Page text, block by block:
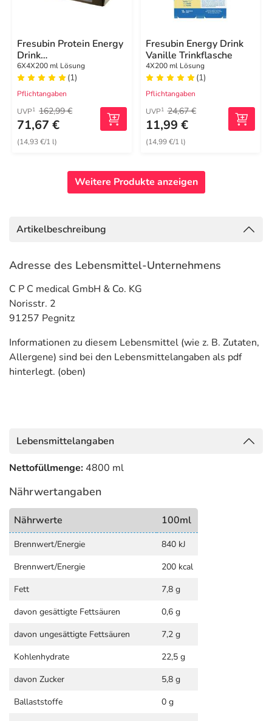
Fresubin Protein Energy
Drink
Mischkart.Trinkflasche
6X4X200 ml Lösung
(1)
Pflichtangaben
UVP1 162,99 €
71,67 €
(14,93 €/1 l)
Fresubin Energy Drink
Vanille Trinkflasche
4X200 ml Lösung
(1)
Pflichtangaben
UVP1 24,67 €
11,99 €
(14,99 €/1 l)
Weitere Produkte anzeigen
Artikelbeschreibung
Adresse des Lebensmittel-Unternehmens
C P C medical GmbH & Co. KG
Norisstr. 2
91257 Pegnitz
Informationen zu diesem Lebensmittel (wie z. B. Zutaten,
Allergene) sind bei den Lebensmittelangaben als pdf
hinterlegt. (oben)
Lebensmittelangaben
Nettofüllmenge: 4800 ml
Nährwertangaben
Nährwerte 100ml
Brennwert/Energie
840 kJ
Brennwert/Energie
200 kcal
Fett
7,8 g
davon gesättigte Fettsäuren
0,6 g
davon ungesättigte Fettsäuren
7,2 g
Kohlenhydrate
22,5 g
davon Zucker
5,8 g
Ballaststoffe
0 g